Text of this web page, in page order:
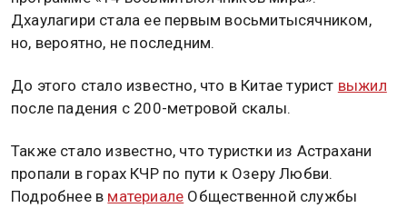
Дхаулагири стала ее первым восьмитысячником,
но, вероятно, не последним.
До этого стало известно, что в Китае турист выжил
после падения с 200-метровой скалы.
Также стало известно, что туристки из Астрахани
пропали в горах КЧР по пути к Озеру Любви.
Подробнее в материале Общественной службы